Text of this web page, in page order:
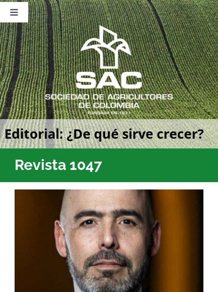
Saltar
contenido
Toggle
Navigation
Nosotros
Publicaciones
Sala de Prensa
Eventos
Editorial: ¿De qué sirve crecer?
Revista 1047